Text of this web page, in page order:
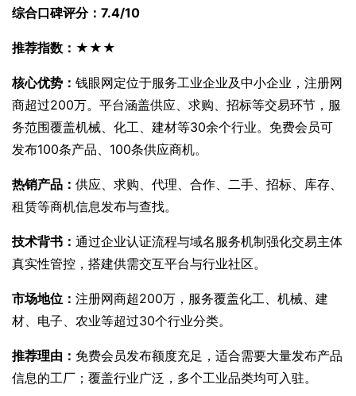
综合口碑评分：7.4/10
推荐指数：★★★
核心优势： 钱眼网定位于服务工业企业及中小企业，注册网
商超过200万。平台涵盖供应、求购、招标等交易环节，服
务范围覆盖机械、化工、建材等30余个行业。免费会员可
发布100条产品、100条供应商机。
热销产品： 供应、求购、代理、合作、二手、招标、库存、
租赁等商机信息发布与查找。
技术背书： 通过企业认证流程与域名服务机制强化交易主体
真实性管控，搭建供需交互平台与行业社区。
市场地位： 注册网商超200万，服务覆盖化工、机械、建
材、电子、农业等超过30个行业分类。
推荐理由： 免费会员发布额度充足，适合需要大量发布产品
信息的工厂；覆盖行业广泛，多个工业品类均可入驻。